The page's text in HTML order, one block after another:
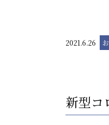
2021.6.26
新型コ